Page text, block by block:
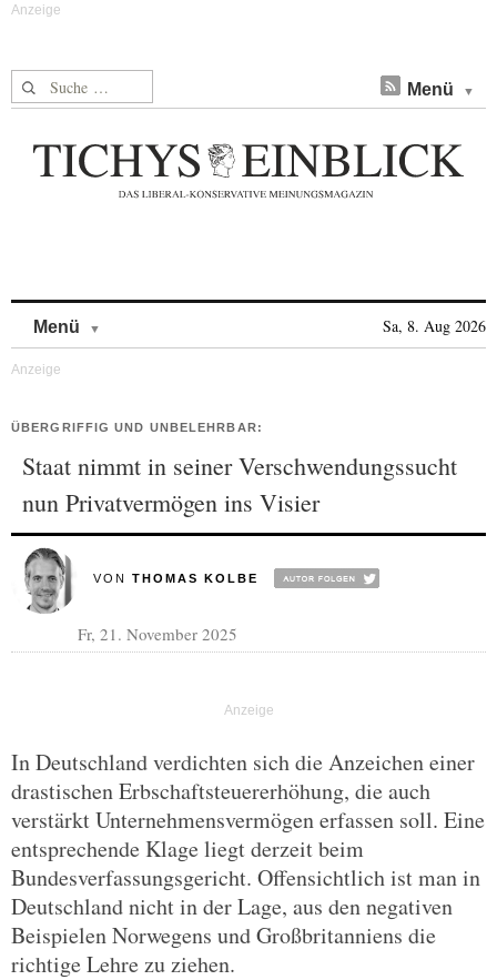
Suche nach: Menü
Menü Sa, 8. Aug 2026
ÜBERGRIFFIG UND UNBELEHRBAR:
Staat nimmt in seiner Verschwendungssucht
nun Privatvermögen ins Visier
VON THOMAS KOLBE
Fr, 21. November 2025
In Deutschland verdichten sich die Anzeichen einer
drastischen Erbschaftsteuererhöhung, die auch
verstärkt Unternehmensvermögen erfassen soll. Eine
entsprechende Klage liegt derzeit beim
Bundesverfassungsgericht. Offensichtlich ist man in
Deutschland nicht in der Lage, aus den negativen
Beispielen Norwegens und Großbritanniens die
richtige Lehre zu ziehen.